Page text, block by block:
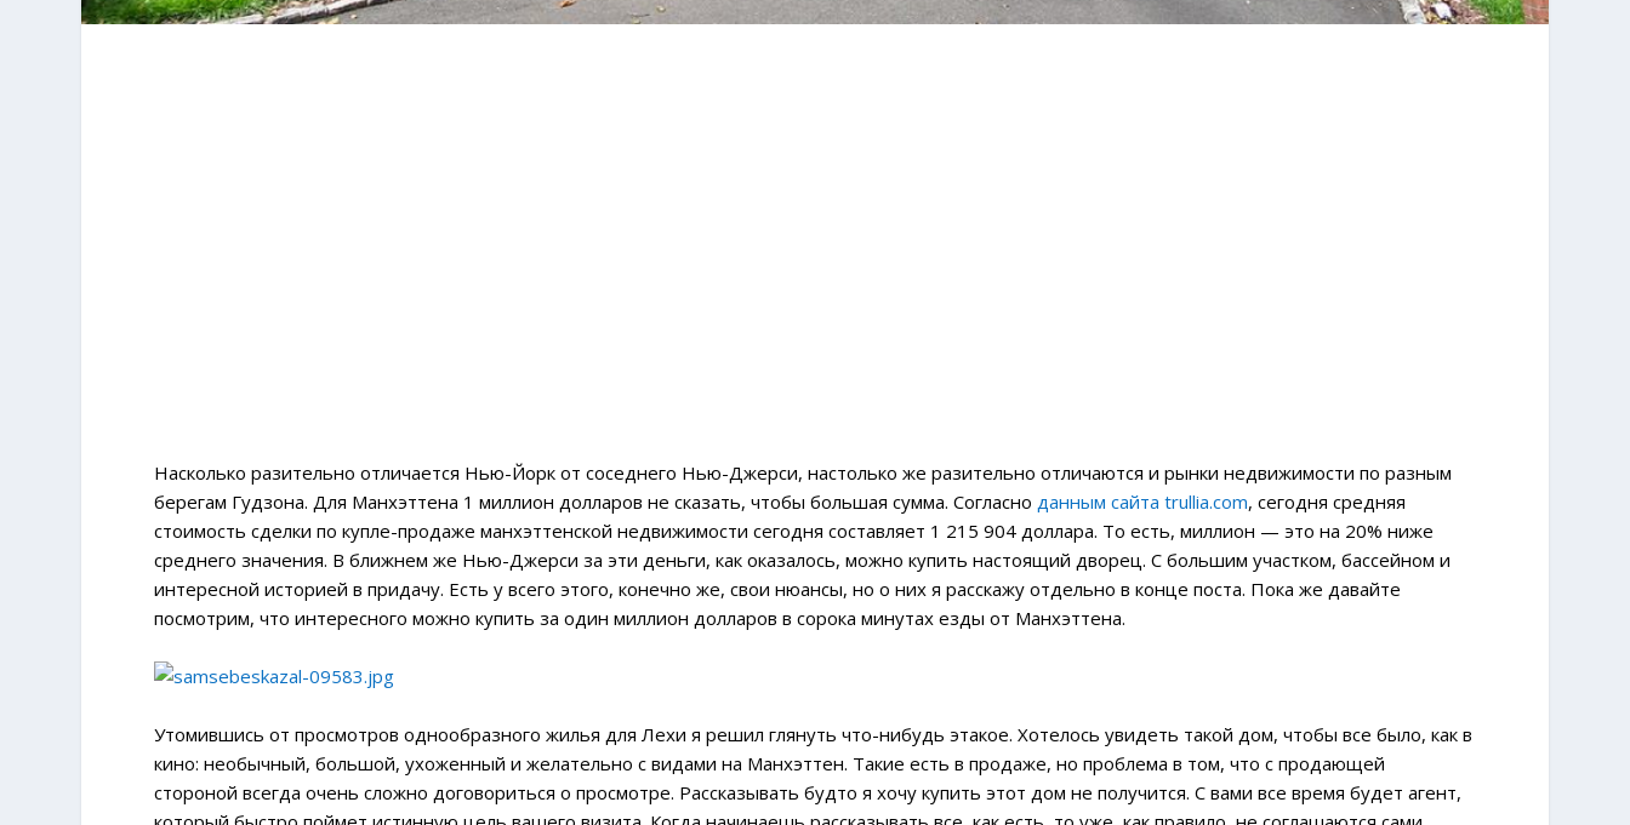
Насколько разительно отличается Нью-Йорк от соседнего Нью-Джерси, настолько же разительно отличаются и рынки недвижимости по разным
берегам Гудзона. Для Манхэттена 1 миллион долларов не сказать, чтобы большая сумма. Согласно данным сайта trullia.com, сегодня средняя
стоимость сделки по купле-продаже манхэттенской недвижимости сегодня составляет 1 215 904 доллара. То есть, миллион — это на 20% ниже
среднего значения. В ближнем же Нью-Джерси за эти деньги, как оказалось, можно купить настоящий дворец. С большим участком, бассейном и
интересной историей в придачу. Есть у всего этого, конечно же, свои нюансы, но о них я расскажу отдельно в конце поста. Пока же давайте
посмотрим, что интересного можно купить за один миллион долларов в сорока минутах езды от Манхэттена.
Утомившись от просмотров однообразного жилья для Лехи я решил глянуть что-нибудь этакое. Хотелось увидеть такой дом, чтобы все было, как в
кино: необычный, большой, ухоженный и желательно с видами на Манхэттен. Такие есть в продаже, но проблема в том, что с продающей
стороной всегда очень сложно договориться о просмотре. Рассказывать будто я хочу купить этот дом не получится. С вами все время будет агент,